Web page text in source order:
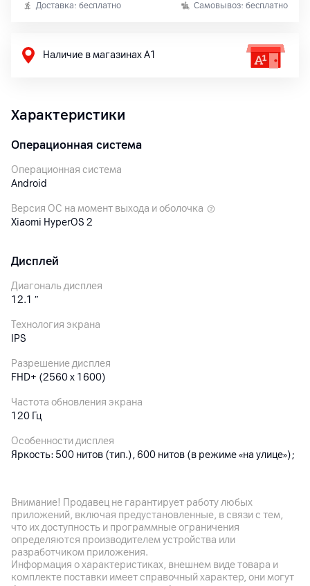
Доставка: бесплатно Самовывоз: бесплатно
Наличие в магазинах А1
Характеристики
Операционная система
Операционная система
Android
Версия ОС на момент выхода и оболочка
Xiaomi HyperOS 2
Дисплей
Диагональ дисплея
12.1 ″
Технология экрана
IPS
Разрешение дисплея
FHD+ (2560 x 1600)
Частота обновления экрана
120 Гц
Особенности дисплея
Яркость: 500 нитов (тип.), 600 нитов (в режиме «на улице»);
Light, Flicker Free и Circadian Friendly
Количество цветов
1.07 млрд
Соотношение сторон
16:10
Внимание! Продавец не гарантирует работу любых
приложений, включая предустановленные, в связи с тем,
что их доступность и программные ограничения
определяются производителем устройства или
разработчиком приложения.
Информация о характеристиках, внешнем виде товара и
комплекте поставки имеет справочный характер, они могут